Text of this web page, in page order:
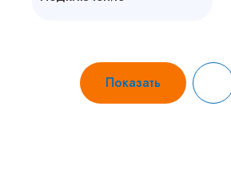
Горизонтальное
Диагональное 60
Нижнее 72
Показать